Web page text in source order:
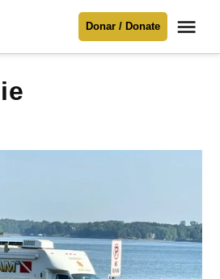
necesitamos
Noticia
Donar / Donate